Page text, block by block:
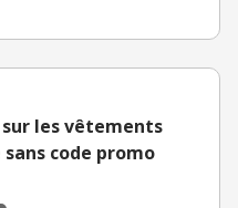
sur les vêtements
code promo